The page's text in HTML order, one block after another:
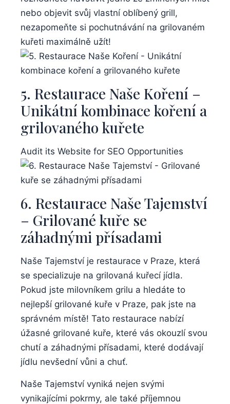
nebo objevit svůj ⁣vlastní oblíbený grill,
nezapomeňte si pochutnávání na grilovaném
kuřeti maximálně užít!
5. Restaurace Naše‌ Koření –
Unikátní kombinace koření a
grilovaného kuřete
Audit its Website ⁤for SEO Opportunities
6. Restaurace‌ Naše ​Tajemství
– Grilované kuře se
záhadnými přísadami
Naše Tajemství je ⁤restaurace‍ v Praze, která
se‌ specializuje na grilovaná ​kuřecí jídla.
Pokud jste milovníkem ⁤grilu a hledáte to
nejlepší‍ grilované‌ kuře v Praze, pak‍ jste ⁤na⁣
správném místě! ⁣Tato restaurace⁣ nabízí
úžasné grilované kuře, ⁣které vás ⁤okouzlí svou
chutí a záhadnými přísadami, které dodávají⁢
jídlu nevšední vůni a chuť.
Naše⁢ Tajemství vyniká nejen‌ svými⁤
vynikajícími‍ pokrmy,⁢ ale také ‌příjemnou